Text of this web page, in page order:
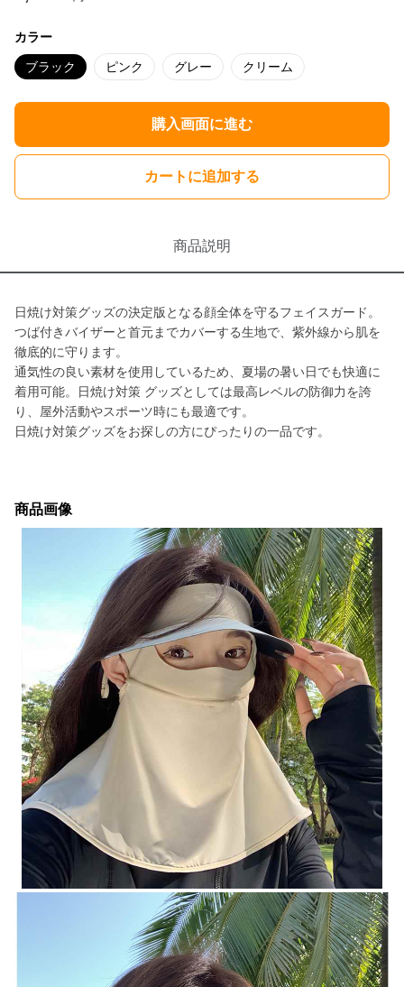
カラー
ブラック ピンク グレー クリーム
購入画面に進む
カートに追加する
商品説明
日焼け対策グッズの決定版となる顔全体を守るフェイスガード。
つば付きバイザーと首元までカバーする生地で、紫外線から肌を
徹底的に守ります。
通気性の良い素材を使用しているため、夏場の暑い日でも快適に
着用可能。日焼け対策 グッズとしては最高レベルの防御力を誇
り、屋外活動やスポーツ時にも最適です。
日焼け対策グッズをお探しの方にぴったりの一品です。
商品画像